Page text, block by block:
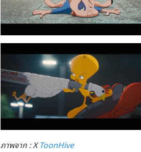
ภาพจาก : XToonHive